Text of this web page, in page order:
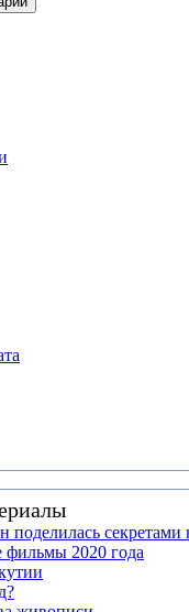
поделилась секретами
2020 года